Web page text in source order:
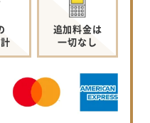
追加料金は
一切なし